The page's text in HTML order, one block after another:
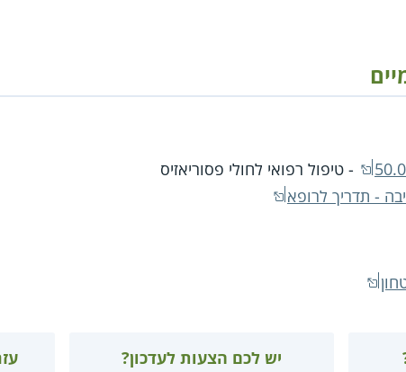
- טיפול רפואי לחולי פסוריאזיס
- תדריך לרופא
יש לכם הצעות לעדכון?